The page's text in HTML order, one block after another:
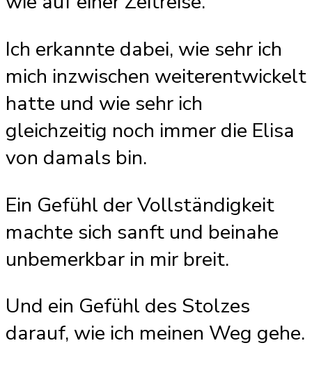
Ich erkannte dabei, wie sehr ich
mich inzwischen weiterentwickelt
hatte und wie sehr ich
gleichzeitig noch immer die Elisa
von damals bin.
Ein Gefühl der Vollständigkeit
machte sich sanft und beinahe
unbemerkbar in mir breit.
Und ein Gefühl des Stolzes
darauf, wie ich meinen Weg gehe.